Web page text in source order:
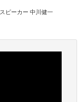
スピーカー 中川健一